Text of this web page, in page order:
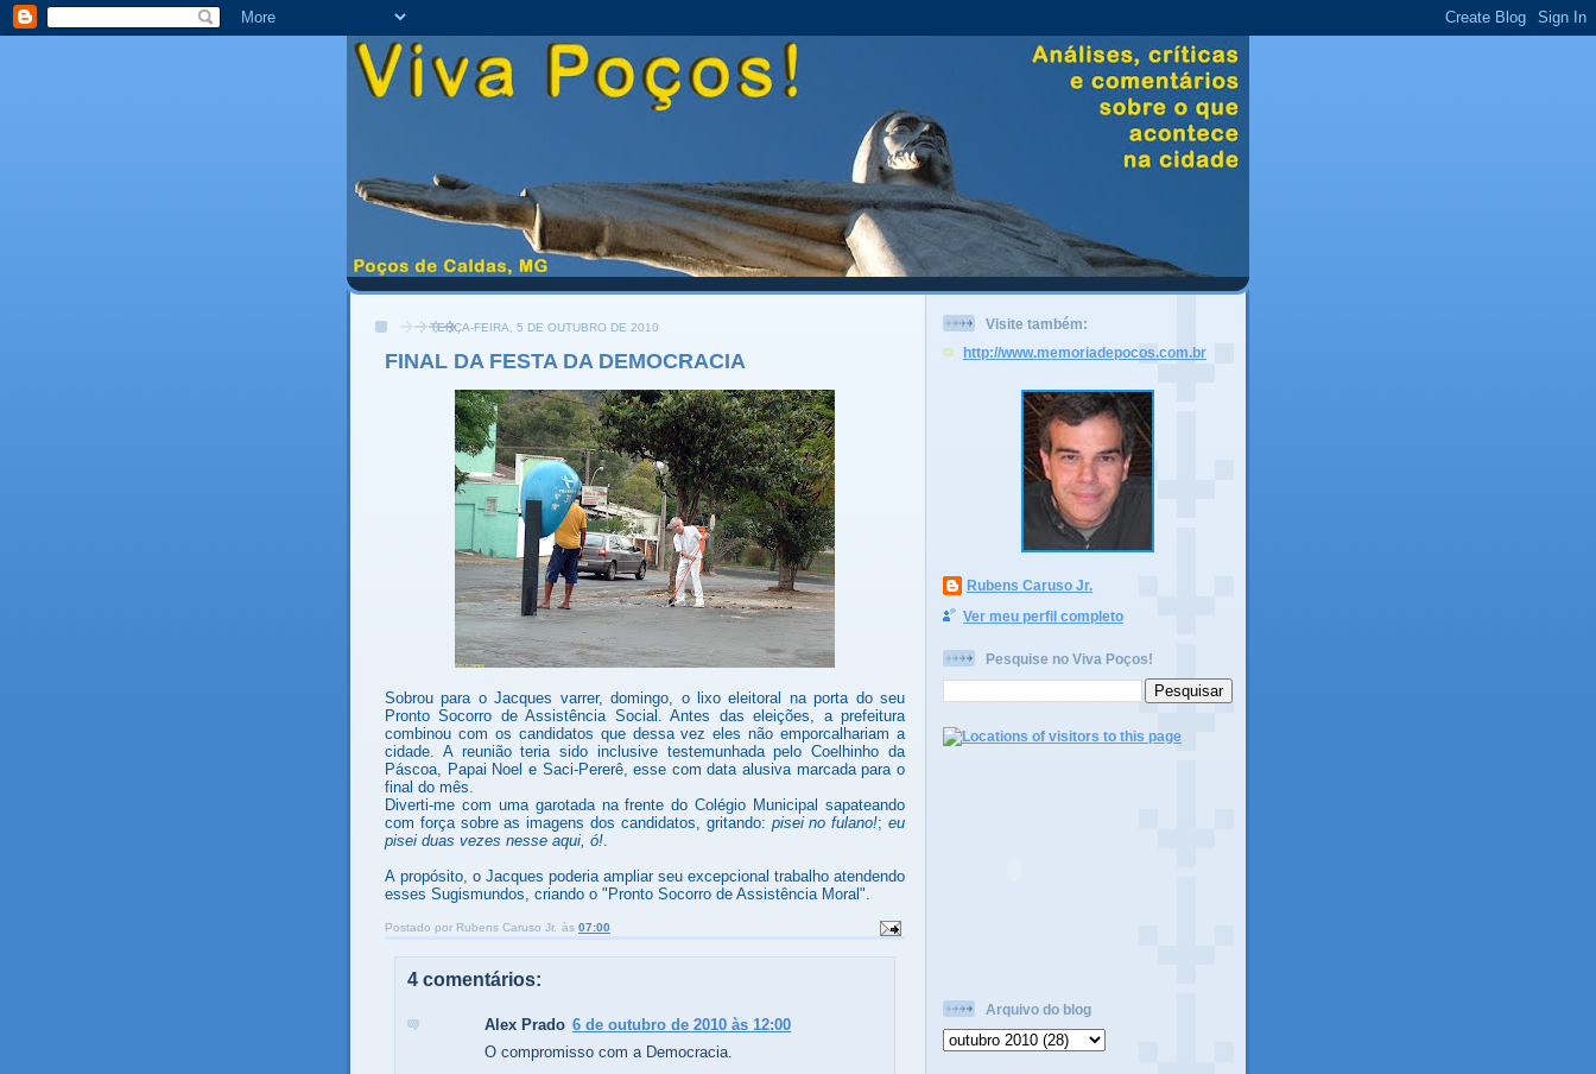
TERÇA-FEIRA, 5 DE OUTUBRO DE 2010
FINAL DA FESTA DA DEMOCRACIA
Sobrou para o Jacques varrer, domingo, o lixo eleitoral na porta do seu
Pronto Socorro de Assistência Social. Antes das eleições, a prefeitura
combinou com os candidatos que dessa vez eles não emporcalhariam a
cidade. A reunião teria sido inclusive testemunhada pelo Coelhinho da
Páscoa, Papai Noel e Saci-Pererê, esse com data alusiva marcada para o
final do mês.
Diverti-me com uma garotada na frente do Colégio Municipal sapateando
com força sobre as imagens dos candidatos, gritando: pisei no fulano!;eu
pisei duas vezes nesse aqui, ó!.
A propósito, o Jacques poderia ampliar seu excepcional trabalho atendendo
esses Sugismundos, criando o "Pronto Socorro de Assistência Moral".
Postado por Rubens Caruso Jr. às 07:00
4 comentários:
Alex Prado 6 de outubro de 2010 às 12:00
O compromisso com a Democracia.
Visite também:
http://www.memoriadepocos.com.br
Rubens Caruso Jr.
Ver meu perfil completo
Pesquise no Viva Poços!
Arquivo do blog